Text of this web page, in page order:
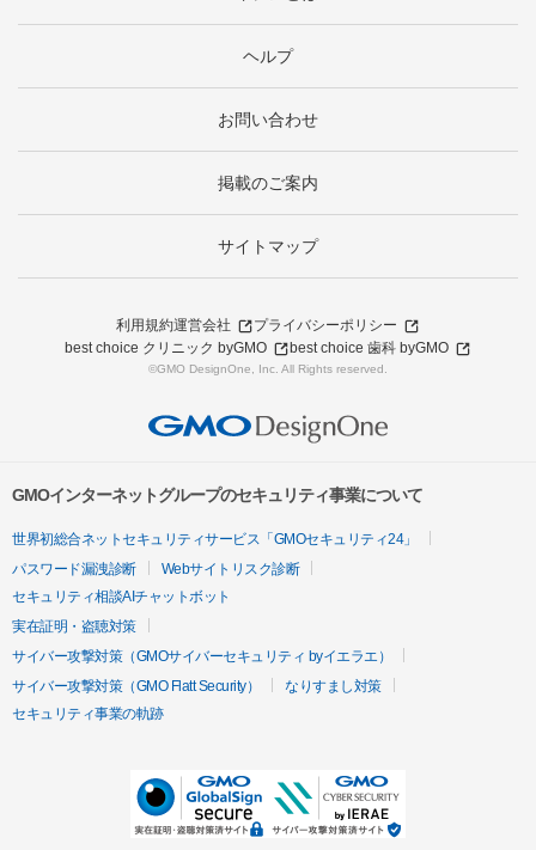
ヘルプ
お問い合わせ
掲載のご案内
サイトマップ
利用規約運営会社
プライバシーポリシー
best choice クリニック byGMO
best choice 歯科 byGMO
©GMO DesignOne, Inc. All Rights reserved.
GMOインターネットグループのセキュリティ事業について
世界初総合ネットセキュリティサービス「GMOセキュリティ24」
パスワード漏洩診断
Webサイトリスク診断
セキュリティ相談AIチャットボット
実在証明・盗聴対策
サイバー攻撃対策（GMOサイバーセキュリティ byイエラエ）
サイバー攻撃対策（GMO Flatt Security）
なりすまし対策
セキュリティ事業の軌跡